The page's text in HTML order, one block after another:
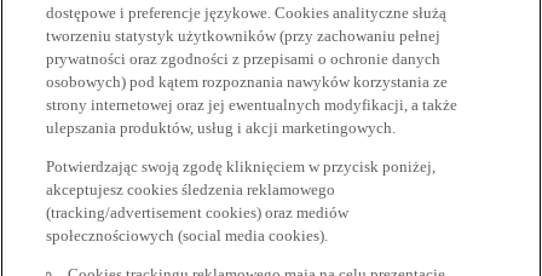
dostępowe i preferencje językowe. Cookies analityczne służą
tworzeniu statystyk użytkowników (przy zachowaniu pełnej
prywatności oraz zgodności z przepisami o ochronie danych
osobowych) pod kątem rozpoznania nawyków korzystania ze
strony internetowej oraz jej ewentualnych modyfikacji, a także
ulepszania produktów, usług i akcji marketingowych.
Potwierdzając swoją zgodę kliknięciem w przycisk poniżej,
akceptujesz cookies śledzenia reklamowego
(tracking/advertisement cookies) oraz mediów
społecznościowych (social media cookies).